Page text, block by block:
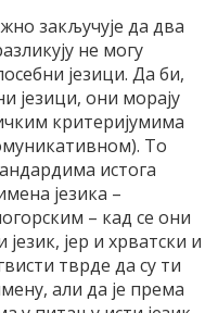
закључује да два
не могу
језици. Да би,
језици, они морају
критеријумима
То
истога
језика –
– кад се они
јер и хрватски и
тврде да су ти
али да је према